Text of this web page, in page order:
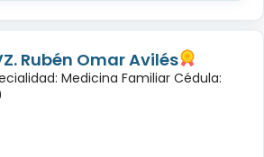
Rubén Omar Avilés
Medicina Familiar Cédula: